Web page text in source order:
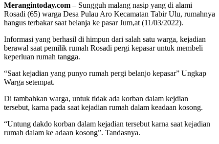
Merangintoday.com – Sungguh malang nasip yang di alami
Rosadi (65) warga Desa Pulau Aro Kecamatan Tabir Ulu, rumahnya
hangus terbakar saat belanja ke pasar Jum,at (11/03/2022).
Informasi yang berhasil di himpun dari salah satu warga, kejadian
berawal saat pemilik rumah Rosadi pergi kepasar untuk membeli
keperluan rumah tangga.
“Saat kejadian yang punyo rumah pergi belanjo kepasar” Ungkap
Warga setempat.
Di tambahkan warga, untuk tidak ada korban dalam kejdian
tersebut, karna pada saat kejadian rumah dalam keadaan kosong.
“Untung dakdo korban dalam kejadian tersebut karna saat kejadian
rumah dalam ke adaan kosong”. Tandasnya.